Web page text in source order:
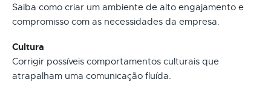
Saiba como criar um ambiente de alto engajamento e
compromisso com as necessidades da empresa.
Cultura
Corrigir possíveis comportamentos culturais que
atrapalham uma comunicação fluída.